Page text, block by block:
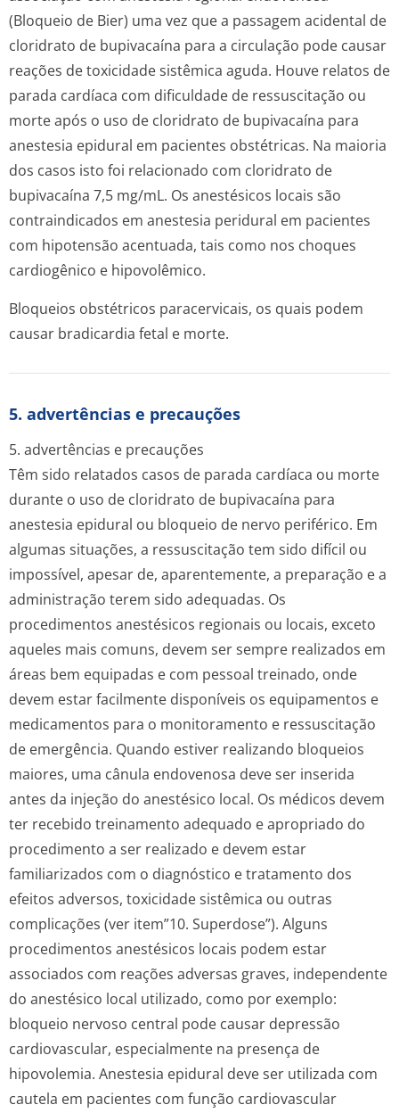
(Bloqueio de Bier) uma vez que a passagem acidental de
cloridrato de bupivacaína para a circulação pode causar
reações de toxicidade sistêmica aguda. Houve relatos de
parada cardíaca com dificuldade de ressuscitação ou
morte após o uso de cloridrato de bupivacaína para
anestesia epidural em pacientes obstétricas. Na maioria
dos casos isto foi relacionado com cloridrato de
bupivacaína 7,5 mg/mL. Os anestésicos locais são
contraindicados em anestesia peridural em pacientes
com hipotensão acentuada, tais como nos choques
cardiogênico e hipovolêmico.
Bloqueios obstétricos paracervicais, os quais podem
causar bradicardia fetal e morte.
5. advertências e precauções
5. advertências e precauções
Têm sido relatados casos de parada cardíaca ou morte
durante o uso de cloridrato de bupivacaína para
anestesia epidural ou bloqueio de nervo periférico. Em
algumas situações, a ressuscitação tem sido difícil ou
impossível, apesar de, aparentemente, a preparação e a
administração terem sido adequadas. Os
procedimentos anestésicos regionais ou locais, exceto
aqueles mais comuns, devem ser sempre realizados em
áreas bem equipadas e com pessoal treinado, onde
devem estar facilmente disponíveis os equipamentos e
medicamentos para o monitoramento e ressuscitação
de emergência. Quando estiver realizando bloqueios
maiores, uma cânula endovenosa deve ser inserida
antes da injeção do anestésico local. Os médicos devem
ter recebido treinamento adequado e apropriado do
procedimento a ser realizado e devem estar
familiarizados com o diagnóstico e tratamento dos
efeitos adversos, toxicidade sistêmica ou outras
complicações (ver item”10. Superdose”). Alguns
procedimentos anestésicos locais podem estar
associados com reações adversas graves, independente
do anestésico local utilizado, como por exemplo:
bloqueio nervoso central pode causar depressão
cardiovascular, especialmente na presença de
hipovolemia. Anestesia epidural deve ser utilizada com
cautela em pacientes com função cardiovascular